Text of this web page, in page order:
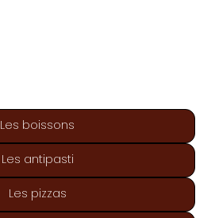
Les boissons
Les antipasti
Les pizzas